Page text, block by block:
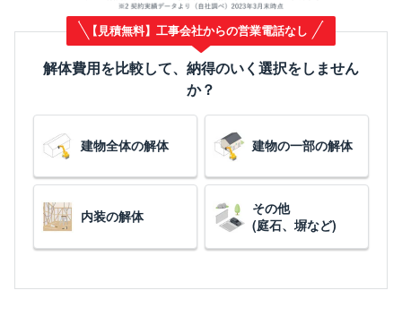
【見積無料】工事会社からの営業電話なし
解体費用を比較して、納得のいく選択をしません
か？
建物全体の解体 建物の一部の解体
内装の解体
その他
(庭石、塀など)